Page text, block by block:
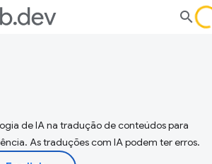
de IA na tradução de conteúdos para
As traduções com IA podem ter erros.